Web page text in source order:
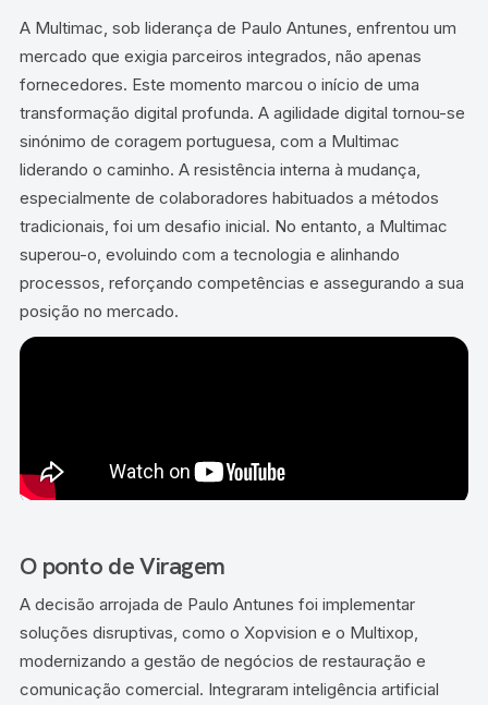
A Multimac, sob liderança de Paulo Antunes, enfrentou um
mercado que exigia parceiros integrados, não apenas
fornecedores. Este momento marcou o início de uma
transformação digital profunda. A agilidade digital tornou-se
sinónimo de coragem portuguesa, com a Multimac
liderando o caminho. A resistência interna à mudança,
especialmente de colaboradores habituados a métodos
tradicionais, foi um desafio inicial. No entanto, a Multimac
superou-o, evoluindo com a tecnologia e alinhando
processos, reforçando competências e assegurando a sua
posição no mercado.
O ponto de Viragem
A decisão arrojada de Paulo Antunes foi implementar
soluções disruptivas, como o Xopvision e o Multixop,
modernizando a gestão de negócios de restauração e
comunicação comercial. Integraram inteligência artificial